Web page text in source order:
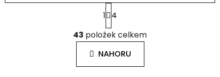
O
v
l
á
d
S
t
r
á
n
k
1
4
43 položek celkem
NAHORU